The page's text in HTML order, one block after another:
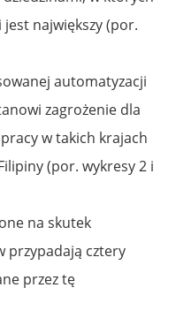
największy (por.
automatyzacji
zagrożenie dla
w takich krajach
(por. wykresy 2 i
na skutek
przypadają cztery
przez tę